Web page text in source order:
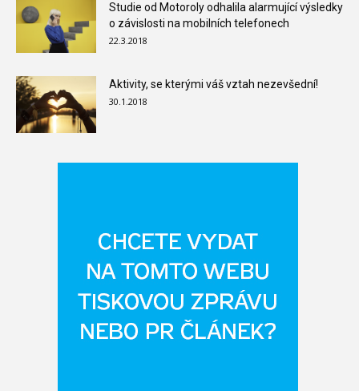
Studie od Motoroly odhalila alarmující výsledky
o závislosti na mobilních telefonech
22.3.2018
Aktivity, se kterými váš vztah nezevšední!
30.1.2018